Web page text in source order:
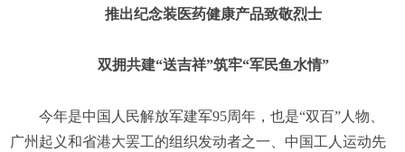
推出纪念装医药健康产品致敬烈士
双拥共建“送吉祥”筑牢“军民鱼水情”
今年是中国人民解放军建军95周年，也是“双百”人物、
广州起义和省港大罢工的组织发动者之一、中国工人运动先